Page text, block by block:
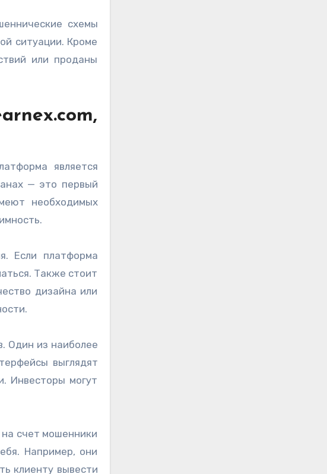
схемы
ситуации. Кроме
или проданы
является
— это первый
необходимых
Если платформа
Также стоит
дизайна или
Один из наиболее
выглядят
Инвесторы могут
счет мошенники
Например, они
клиенту вывести